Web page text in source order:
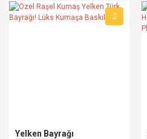
Yelken Bayrağı